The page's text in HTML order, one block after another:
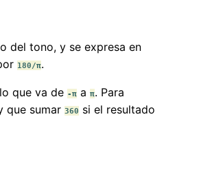
del tono, y se expresa en
180/π.
que va de -π a π. Para
que sumar 360 si el resultado